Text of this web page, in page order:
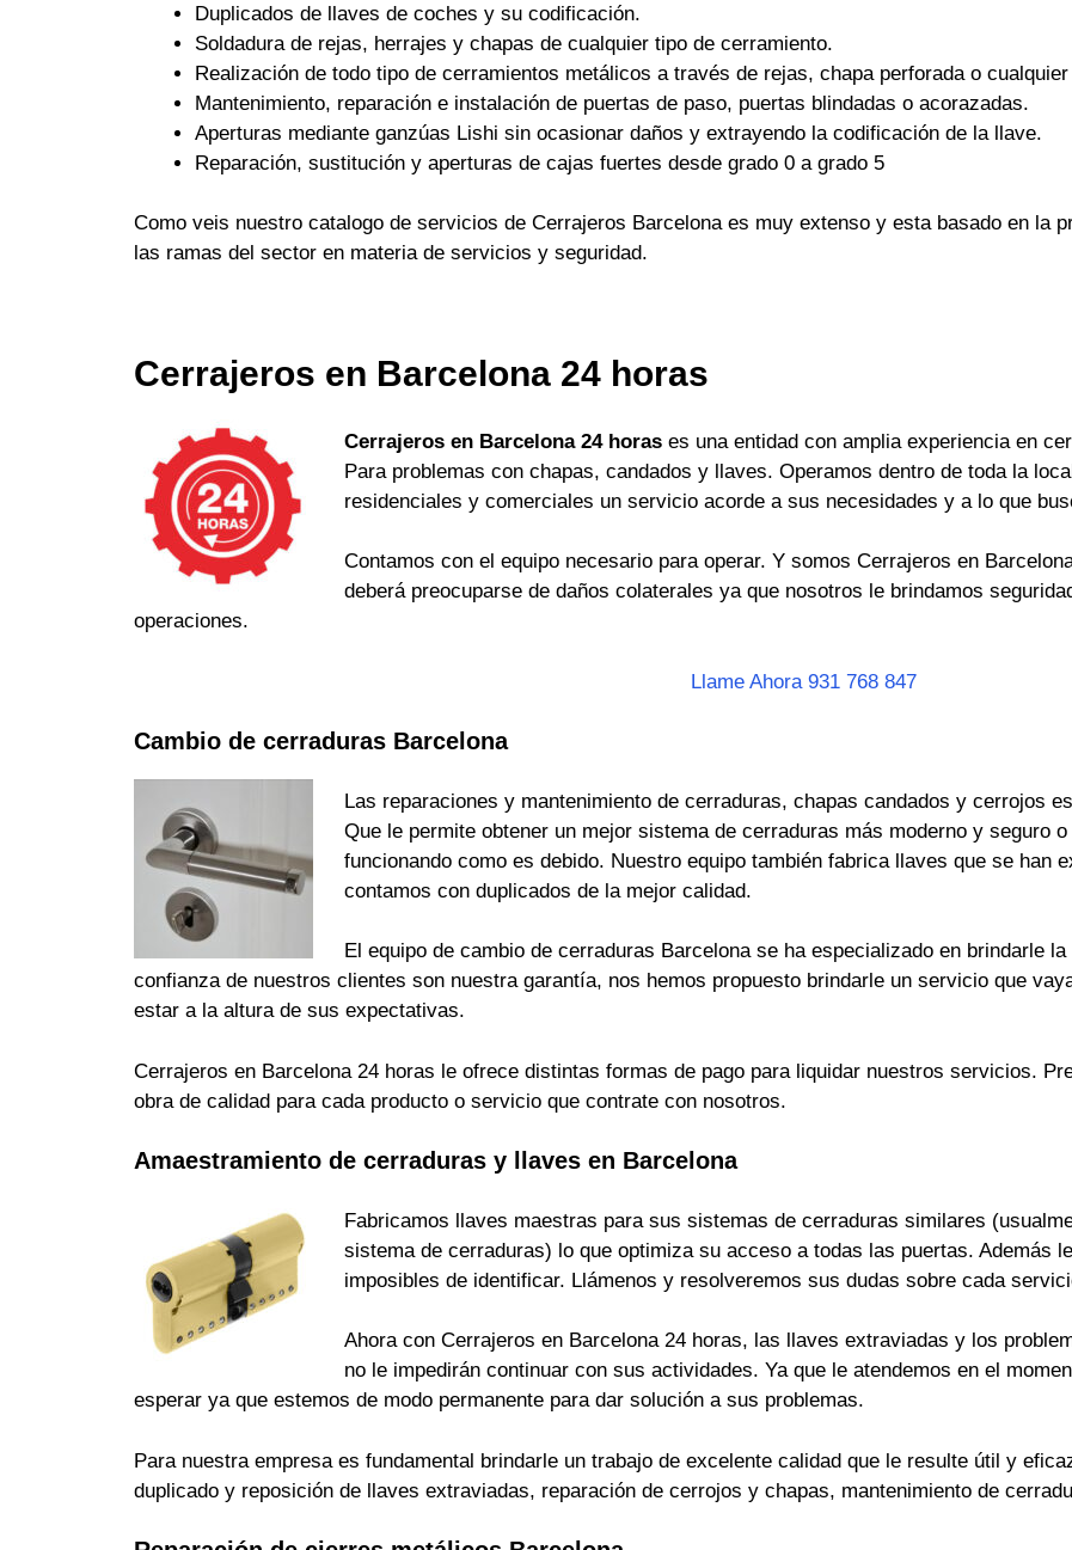
Duplicados de llaves de coches y su codificación.
Soldadura de rejas, herrajes y chapas de cualquier tipo de cerramiento.
Realización de todo tipo de cerramientos metálicos a través de rejas, chapa perforada o
Mantenimiento, reparación e instalación de puertas de paso, puertas blindadas o acorazadas.
Aperturas mediante ganzúas Lishi sin ocasionar daños y extrayendo la codificación de la llave.
Reparación, sustitución y aperturas de cajas fuertes desde grado 0 a grado 5
Como veis nuestro catalogo de servicios de Cerrajeros Barcelona es muy extenso y esta basado en la
las ramas del sector en materia de servicios y seguridad.
Cerrajeros en Barcelona 24 horas
Cerrajeros en Barcelona 24 horases una entidad con amplia experiencia en
Para problemas con chapas, candados y llaves. Operamos dentro de toda la
residenciales y comerciales un servicio acorde a sus necesidades y a lo que
Contamos con el equipo necesario para operar. Y somos Cerrajeros en
deberá preocuparse de daños colaterales ya que nosotros le brindamos
operaciones.
Llame Ahora 931 768 847
Cambio de cerraduras Barcelona
Las reparaciones y mantenimiento de cerraduras, chapas candados y cerrojos
Que le permite obtener un mejor sistema de cerraduras más moderno y seguro
funcionando como es debido. Nuestro equipo también fabrica llaves que se han
contamos con duplicados de la mejor calidad.
El equipo de cambio de cerraduras Barcelona se ha especializado en brindarle
confianza de nuestros clientes son nuestra garantía, nos hemos propuesto brindarle un servicio que
estar a la altura de sus expectativas.
Cerrajeros en Barcelona 24 horas le ofrece distintas formas de pago para liquidar nuestros servicios.
obra de calidad para cada producto o servicio que contrate con nosotros.
Amaestramiento de cerraduras y llaves en Barcelona
Fabricamos llaves maestras para sus sistemas de cerraduras similares
sistema de cerraduras) lo que optimiza su acceso a todas las puertas. Además
imposibles de identificar. Llámenos y resolveremos sus dudas sobre cada
Ahora con Cerrajeros en Barcelona 24 horas, las llaves extraviadas y los
no le impedirán continuar con sus actividades. Ya que le atendemos en el
esperar ya que estemos de modo permanente para dar solución a sus problemas.
Para nuestra empresa es fundamental brindarle un trabajo de excelente calidad que le resulte útil y
duplicado y reposición de llaves extraviadas, reparación de cerrojos y chapas, mantenimiento de